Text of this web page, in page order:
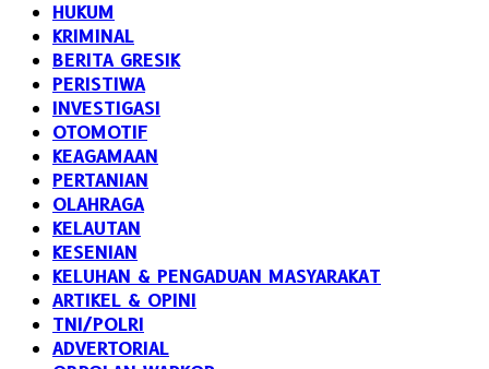
HUKUM
KRIMINAL
BERITA GRESIK
PERISTIWA
INVESTIGASI
OTOMOTIF
KEAGAMAAN
PERTANIAN
OLAHRAGA
KELAUTAN
KESENIAN
KELUHAN & PENGADUAN MASYARAKAT
ARTIKEL & OPINI
TNI/POLRI
ADVERTORIAL